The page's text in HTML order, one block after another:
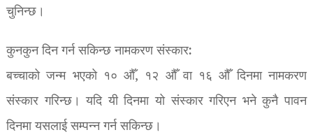
चुनिन्छ।
कुनकुन दिन गर्न सकिन्छ नामकरण संस्कार:
बच्चाको जन्म भएको १० औँ, १२ औँ वा १६ औँ दिनमा नामकरण
संस्कार गरिन्छ। यदि यी दिनमा यो संस्कार गरिएन भने कुनै पावन
दिनमा यसलाई सम्पन्न गर्न सकिन्छ।